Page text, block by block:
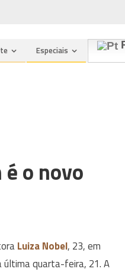
Especiais
é o novo
Luiza Nobel, 23, em
última quarta-feira, 21. A